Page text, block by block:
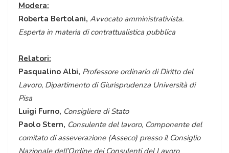
Modera:
Roberta Bertolani, Avvocato amministrativista.
Esperta in materia di contrattualistica pubblica
Relatori:
Pasqualino Albi, Professore ordinario di Diritto del
Lavoro, Dipartimento di Giurisprudenza Università di
Pisa
Luigi Furno, Consigliere di Stato
Paolo Stern, Consulente del lavoro, Componente del
comitato di asseverazione (Asseco) presso il Consiglio
Nazionale dell’Ordine dei Consulenti del Lavoro